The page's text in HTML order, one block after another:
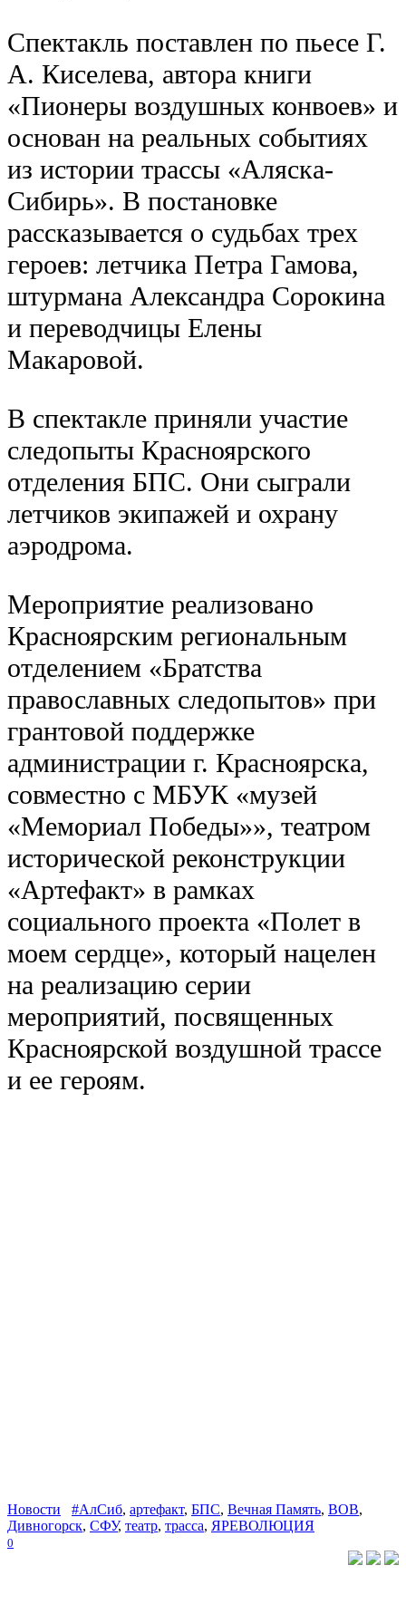
Спектакль поставлен по пьесе Г.
А. Киселева, автора книги
«Пионеры воздушных конвоев» и
основан на реальных событиях
из истории трассы «Аляска-
Сибирь». В постановке
рассказывается о судьбах трех
героев: летчика Петра Гамова,
штурмана Александра Сорокина
и переводчицы Елены
Макаровой.
В спектакле приняли участие
следопыты Красноярского
отделения БПС. Они сыграли
летчиков экипажей и охрану
аэродрома.
Мероприятие реализовано
Красноярским региональным
отделением «Братства
православных следопытов» при
грантовой поддержке
администрации г. Красноярска,
совместно с МБУК «музей
«Мемориал Победы»», театром
исторической реконструкции
«Артефакт» в рамках
социального проекта «Полет в
моем сердце», который нацелен
на реализацию серии
мероприятий, посвященных
Красноярской воздушной трассе
и ее героям.
Новости #АлСиб, артефакт, БПС, Вечная Память, ВОВ,
Дивногорск, СФУ, театр, трасса, ЯРЕВОЛЮЦИЯ
0